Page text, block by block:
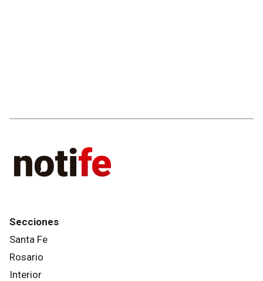
Secciones
Santa Fe
Rosario
Interior